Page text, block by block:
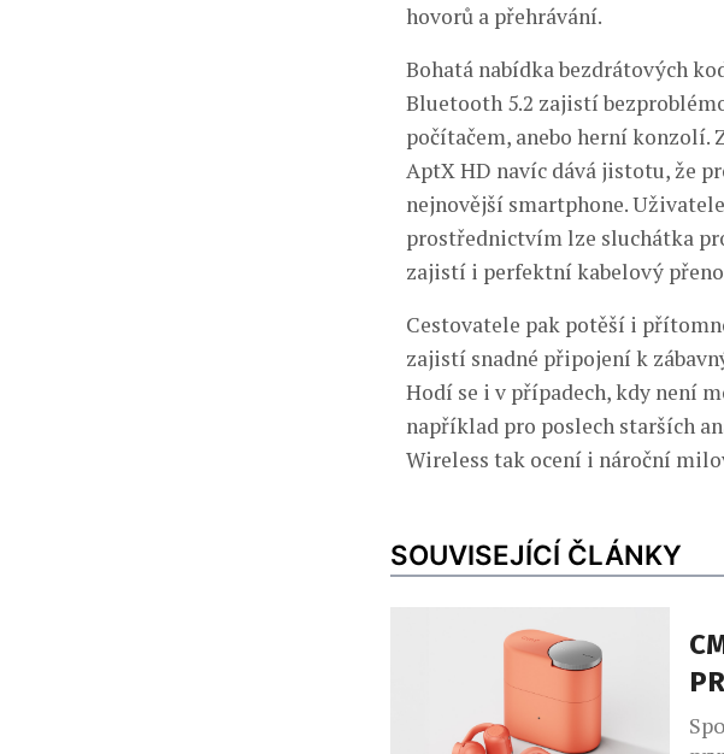
hovorů a přehrávání.
Bohatá nabídka bezdrátových
Bluetooth 5.2 zajistí
počítačem, anebo herní konzolí.
AptX HD navíc dává jistotu, že
nejnovější smartphone.
prostřednictvím lze sluchátka
zajistí i perfektní kabelový
Cestovatele pak potěší i
zajistí snadné připojení k
Hodí se i v případech, kdy není
například pro poslech starších
Wireless tak ocení i nároční
SOUVISEJÍCÍ ČLÁNKY